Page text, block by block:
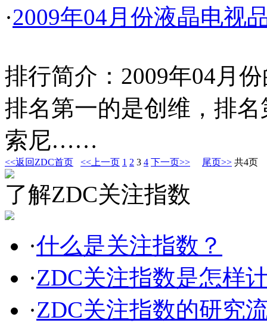
·2009年04月份液晶电视
排行简介：2009年04月
排名第一的是创维，排
索尼……
<<返回ZDC首页 <<上一页 1 2 3 4 下一页>> 尾页>> 共4页
了解ZDC关注指数
·什么是关注指数？
·ZDC关注指数是怎样
·ZDC关注指数的研究